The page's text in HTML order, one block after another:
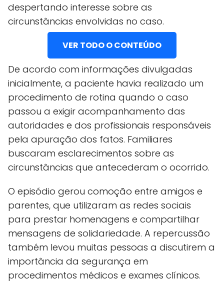
despertando interesse sobre as
circunstâncias envolvidas no caso.
VER TODO O CONTEÚDO
De acordo com informações divulgadas
inicialmente, a paciente havia realizado um
procedimento de rotina quando o caso
passou a exigir acompanhamento das
autoridades e dos profissionais responsáveis
pela apuração dos fatos. Familiares
buscaram esclarecimentos sobre as
circunstâncias que antecederam o ocorrido.
O episódio gerou comoção entre amigos e
parentes, que utilizaram as redes sociais
para prestar homenagens e compartilhar
mensagens de solidariedade. A repercussão
também levou muitas pessoas a discutirem a
importância da segurança em
procedimentos médicos e exames clínicos.